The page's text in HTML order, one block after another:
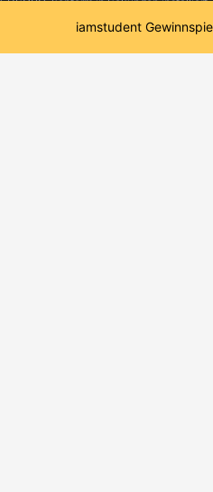
iamstudent